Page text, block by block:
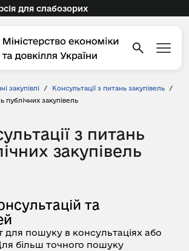
для слабозорих
закупівлі / Консультації з питань закупівель
/
публічних закупівель
з питань
закупівель
та
для пошуку в консультаціях або
більш точного пошуку